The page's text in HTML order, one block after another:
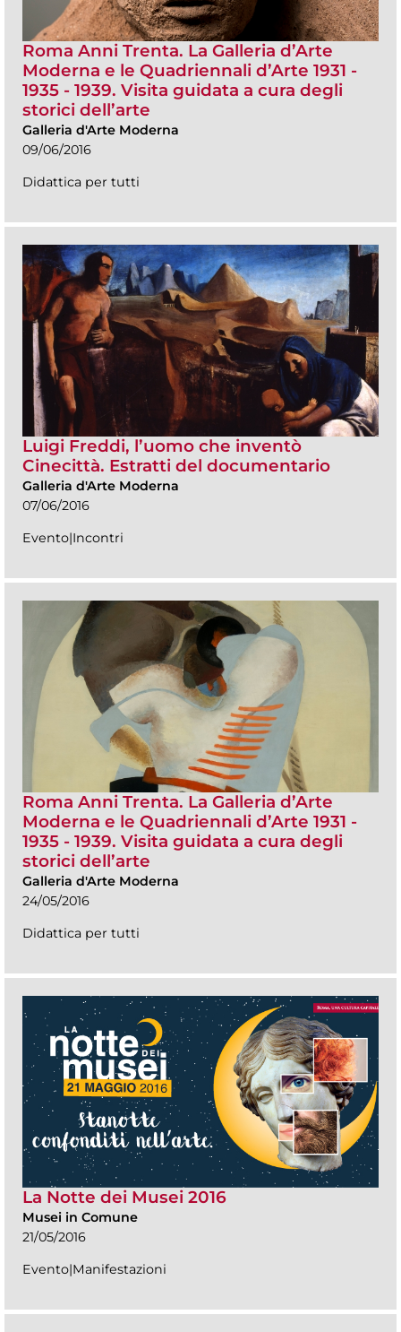
Roma Anni Trenta. La Galleria d’Arte
Moderna e le Quadriennali d’Arte 1931 -
1935 - 1939. Visita guidata a cura degli
storici dell’arte
Galleria d'Arte Moderna
09/06/2016
Didattica per tutti
Luigi Freddi, l’uomo che inventò
Cinecittà. Estratti del documentario
Galleria d'Arte Moderna
07/06/2016
Evento|Incontri
Roma Anni Trenta. La Galleria d’Arte
Moderna e le Quadriennali d’Arte 1931 -
1935 - 1939. Visita guidata a cura degli
storici dell’arte
Galleria d'Arte Moderna
24/05/2016
Didattica per tutti
La Notte dei Musei 2016
Musei in Comune
21/05/2016
Evento|Manifestazioni